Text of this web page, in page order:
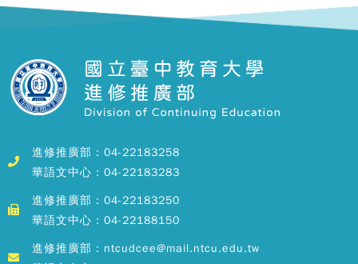
進修推廣部：04-22183258
華語文中心：04-22183283
進修推廣部：04-22183250
華語文中心：04-22188150
進修推廣部：ntcudcee@mail.ntcu.edu.tw